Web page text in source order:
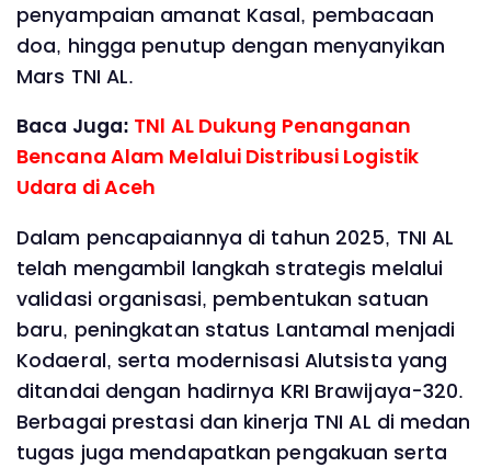
penyampaian amanat Kasal, pembacaan
doa, hingga penutup dengan menyanyikan
Mars TNI AL.
Baca Juga: TNl AL Dukung Penanganan
Bencana Alam Melalui Distribusi Logistik
Udara di Aceh
Dalam pencapaiannya di tahun 2025, TNI AL
telah mengambil langkah strategis melalui
validasi organisasi, pembentukan satuan
baru, peningkatan status Lantamal menjadi
Kodaeral, serta modernisasi Alutsista yang
ditandai dengan hadirnya KRI Brawijaya-320.
Berbagai prestasi dan kinerja TNI AL di medan
tugas juga mendapatkan pengakuan serta